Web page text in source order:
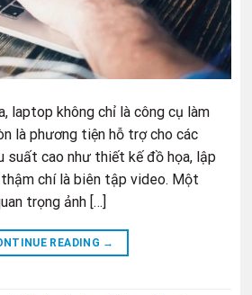
laptop không chỉ là công cụ làm
là phương tiện hỗ trợ cho các
suất cao như thiết kế đồ họa, lập
chí là biên tập video. Một
trọng ảnh […]
READING →